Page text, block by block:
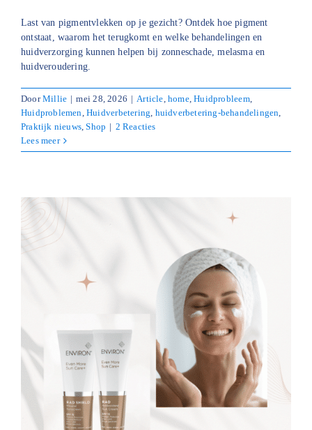
Last van pigmentvlekken op je gezicht? Ontdek hoe pigment
ontstaat, waarom het terugkomt en welke behandelingen en
huidverzorging kunnen helpen bij zonneschade, melasma en
huidveroudering.
DoorMillie | mei 28, 2026 | Article,home,Huidprobleem,
Huidproblemen,Huidverbetering, huidverbetering-behandelingen,
Praktijk nieuws,Shop | 2 Reacties
Lees meer